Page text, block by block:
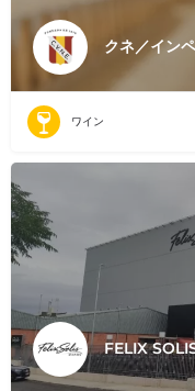
クネ／イン
ワイン
FELIX